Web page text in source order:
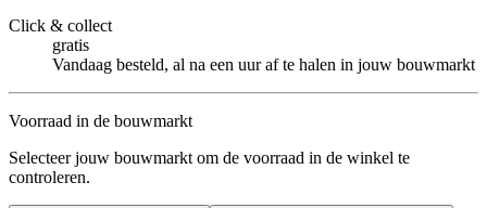
Click & collect
gratis
Vandaag besteld, al na een uur af te halen in jouw bouwmarkt
Voorraad in de bouwmarkt
Selecteer jouw bouwmarkt om de voorraad in de winkel te
controleren.